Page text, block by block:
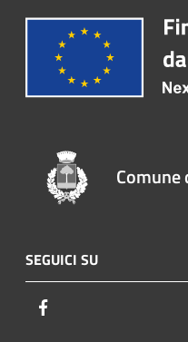
Comune
SEGUICI SU